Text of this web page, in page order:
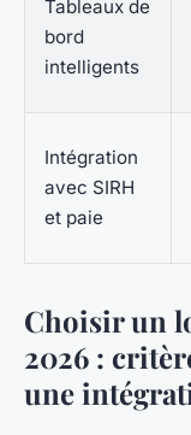
Tableaux de
bord
intelligents
Intégration
avec SIRH
et paie
Choisir un
2026 :
une